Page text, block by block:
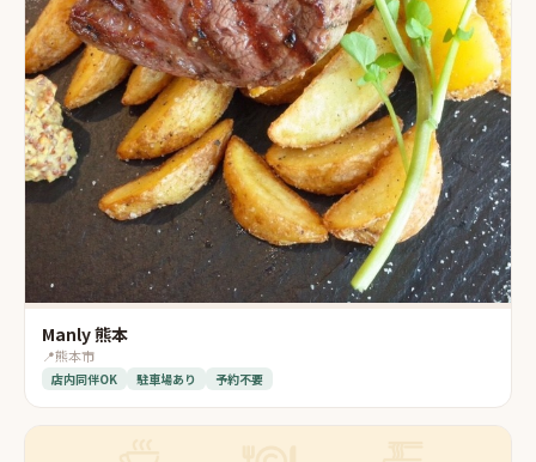
Manly 熊本
📍熊本市
店内同伴OK 駐車場あり 予約不要